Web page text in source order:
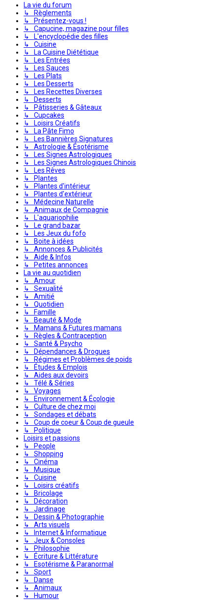
La vie du forum
↳ Règlements
↳ Présentez-vous !
↳ Capucine, magazine pour filles
↳ L'encyclopédie des filles
↳ Cuisine
↳ La Cuisine Diététique
↳ Les Entrées
↳ Les Sauces
↳ Les Plats
↳ Les Desserts
↳ Les Recettes Diverses
↳ Desserts
↳ Pâtisseries & Gâteaux
↳ Cupcakes
↳ Loisirs Créatifs
↳ La Pâte Fimo
↳ Les Bannières Signatures
↳ Astrologie & Ésotérisme
↳ Les Signes Astrologiques
↳ Les Signes Astrologiques Chinois
↳ Les Rêves
↳ Plantes
↳ Plantes d'intérieur
↳ Plantes d'extérieur
↳ Médecine Naturelle
↳ Animaux de Compagnie
↳ L'aquariophilie
↳ Le grand bazar
↳ Les Jeux du fofo
↳ Boite à idées
↳ Annonces & Publicités
↳ Aide & Infos
↳ Petites annonces
La vie au quotidien
↳ Amour
↳ Sexualité
↳ Amitié
↳ Quotidien
↳ Famille
↳ Beauté & Mode
↳ Mamans & Futures mamans
↳ Règles & Contraception
↳ Santé & Psycho
↳ Dépendances & Drogues
↳ Régimes et Problèmes de poids
↳ Études & Emplois
↳ Aides aux devoirs
↳ Télé & Séries
↳ Voyages
↳ Environnement & Écologie
↳ Culture de chez moi
↳ Sondages et débats
↳ Coup de coeur & Coup de gueule
↳ Politique
Loisirs et passions
↳ People
↳ Shopping
↳ Cinéma
↳ Musique
↳ Cuisine
↳ Loisirs créatifs
↳ Bricolage
↳ Décoration
↳ Jardinage
↳ Dessin & Photographie
↳ Arts visuels
↳ Internet & Informatique
↳ Jeux & Consoles
↳ Philosophie
↳ Écriture & Littérature
↳ Esotérisme & Paranormal
↳ Sport
↳ Danse
↳ Animaux
↳ Humour